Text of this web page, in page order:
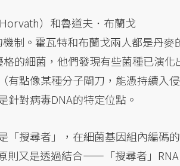
）和魯道夫．布蘭戈
制。霍瓦特和布蘭戈兩人都是丹麥
的細菌，他們發現有些菌種已演化
有點像某種分子閘刀，能憑持續入侵
對病毒DNA的特定位點。
「搜尋者」，在細菌基因組內編碼的
則又是透過結合——「搜尋者」RNA